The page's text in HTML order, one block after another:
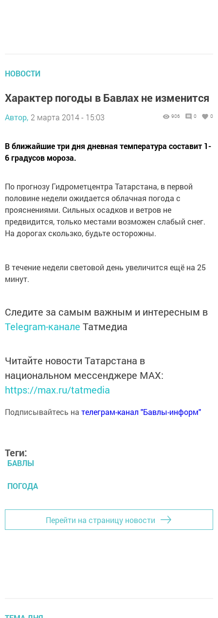
НОВОСТИ
Характер погоды в Бавлах не изменится
Автор, 2 марта 2014 - 15:03 906 0 0
В ближайшие три дня дневная температура составит 1-
6 градусов мороза.
По прогнозу Гидрометцентра Татарстана, в первой
половине недели ожидается облачная погода с
прояснениями. Сильных осадков и ветров не
предвидится, только местами возможен слабый снег.
На дорогах скользко, будьте осторожны.
В течение недели световой день увеличится ещё на 25
минут.
Следите за самым важным и интересным в
Telegram-канале Татмедиа
Читайте новости Татарстана в
национальном мессенджере MАХ:
https://max.ru/tatmedia
Подписывайтесь на телеграм-канал "Бавлы-информ"
Теги:
БАВЛЫ
ПОГОДА
Перейти на страницу новости